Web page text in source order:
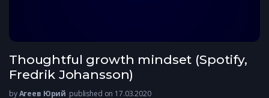
Thoughtful growth mindset (Spotify,
Fredrik Johansson)
byАгеев Юрий published on 17.03.2020